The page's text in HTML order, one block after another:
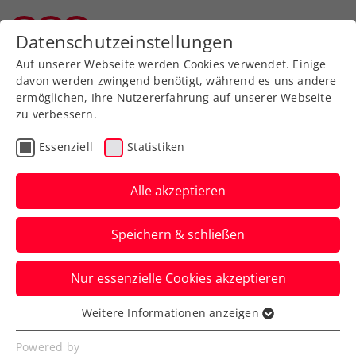
Zurück zur Newsübersicht
Turniere
French Open:
Geschichtsträchtige
Wochen für Grabher
vorerst zu Ende
Für das ÖTV-Aushängeschild kommt bei
Roland Garros in Paris in der zweiten
Runde das Aus.
Datenschutzeinstellungen
Auf unserer Webseite werden Cookies verwendet. Einige
davon werden zwingend benötigt, während es uns andere
ermöglichen, Ihre Nutzererfahrung auf unserer Webseite
zu verbessern.
Essenziell Statistiken
Alle akzeptieren
Speichern & schließen
Nur essenzielle Cookies akzeptieren
Essenziell
Essenzielle Cookies werden für grundlegende
Weitere Informationen anzeigen
Powered by